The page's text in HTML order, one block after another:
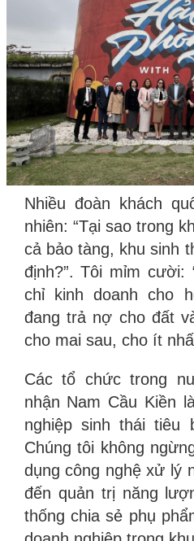
Nhiều đoàn khách
nhiên: “Tại sao trong
cả bảo tàng, khu sinh
định?”. Tôi mỉm cười:
chỉ kinh doanh cho
đang trả nợ cho đất
cho mai sau, cho ít
Các tổ chức trong
nhận Nam Cầu Kiền
nghiệp sinh thái tiêu
Chúng tôi không
dụng công nghệ xử lý
đến quản trị năng
thống chia sẻ phụ